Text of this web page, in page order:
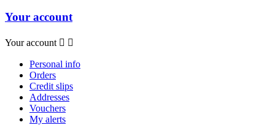
Your account
Your account  
Personal info
Orders
Credit slips
Addresses
Vouchers
My alerts